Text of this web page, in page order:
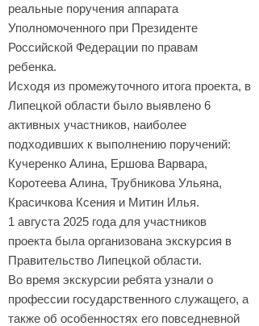
реальные поручения аппарата
Уполномоченного при Президенте
Российской Федерации по правам
ребенка.
Исходя из промежуточного итога проекта, в
Липецкой области было выявлено 6
активных участников, наиболее
подходивших к выполнению пopучений:
Кучеренко Алина, Ершова Варвара,
Коротеева Алина, Трубникова Ульяна,
Красичкова Ксения и Митин Илья.
1 августа 2025 года для участников
проекта была организована экскурсия в
Правительство Липецкой области.
Во время экскурсии ребята узнали о
профессии государственного служащего, а
также об особенностях его повседневной